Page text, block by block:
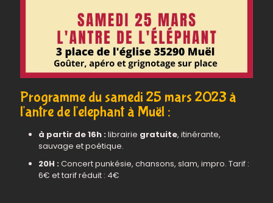
Programme du samedi 25 mars 2023 à
l'antre de l'elephant à Muël :
à partir de 16h :librairie gratuite, itinérante,
sauvage et poétique.
20H :Concert punkésie, chansons, slam, impro. Tarif :
6€ et tarif réduit : 4€